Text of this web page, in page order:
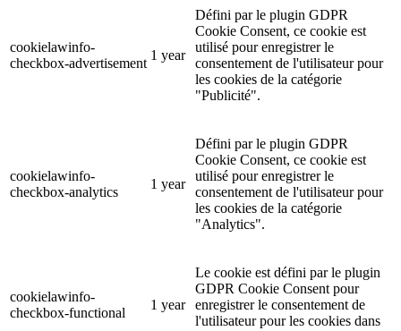
cookielawinfo-
checkbox-advertisement
1 year
Défini par le plugin GDPR
Cookie Consent, ce cookie est
utilisé pour enregistrer le
consentement de l'utilisateur pour
les cookies de la catégorie
"Publicité".
cookielawinfo-
checkbox-analytics
1 year
Défini par le plugin GDPR
Cookie Consent, ce cookie est
utilisé pour enregistrer le
consentement de l'utilisateur pour
les cookies de la catégorie
"Analytics".
cookielawinfo-
checkbox-functional
1 year
Le cookie est défini par le plugin
GDPR Cookie Consent pour
enregistrer le consentement de
l'utilisateur pour les cookies dans